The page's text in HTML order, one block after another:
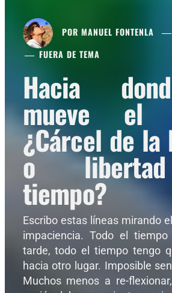
POR MANUEL FONTENLA
FUERA DE TEMA
Hacia
mueve el
¿Cárcel de
o
tiempo?
Escribo estas líneas mirando
impaciencia. Todo el
tarde, todo el tiempo tengo
hacia otro lugar. Imposible
Muchos menos a re-